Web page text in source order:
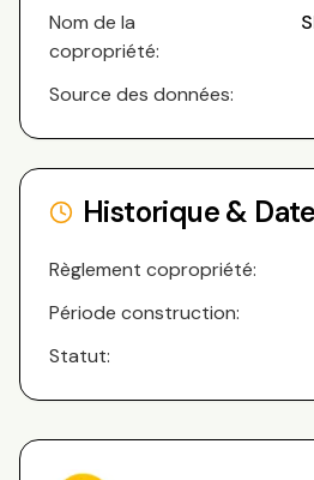
Nom de la
copropriété:
Source des données:
Historique &
Règlement copropriété:
Période construction:
Statut: